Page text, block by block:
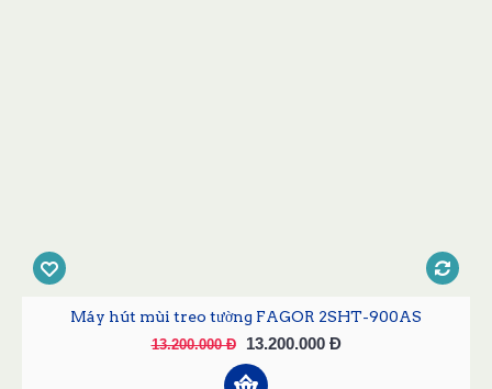
Máy hút mùi treo tường FAGOR 2SHT-900AS
13.200.000 Đ 13.200.000 Đ